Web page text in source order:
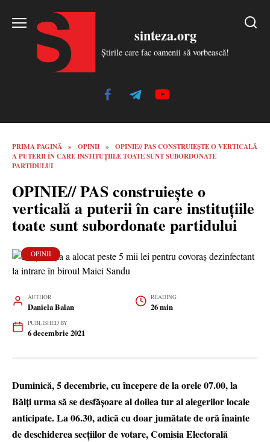
sinteza.org
Știrile care fac oamenii să vorbească!
PRIMA PAGINĂ » OPINII »
OPINIE// PAS CONSTRUIEȘTE O VERTICALĂ
A PUTERII ÎN CARE INSTITUȚIILE TOATE SUNT SUBORDONATE
PARTIDULUI
OPINIE// PAS construiește o
verticală a puterii în care instituțiile
toate sunt subordonate partidului
OPINII
AUTHOR
Daniela Balan
READING
26 min
PUBLISHED BY
6 decembrie 2021
Duminică, 5 decembrie, cu începere de la orele 07.00, la
Bălți urma să se desfășoare al doilea tur al alegerilor locale
anticipate. La 06.30, adică cu doar jumătate de oră înainte
de deschiderea secțiilor de votare, Comisia Electorală